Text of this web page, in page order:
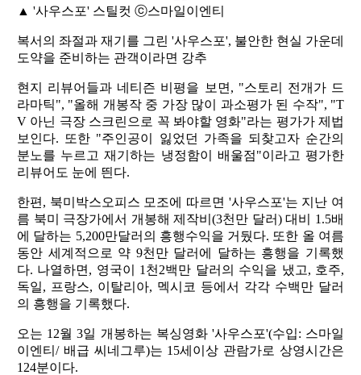
▲ '사우스포' 스틸컷 ⓒ스마일이엔티
복서의 좌절과 재기를 그린 '사우스포', 불안한 현실 가운데
도약을 준비하는 관객이라면 강추
현지 리뷰어들과 네티즌 비평을 보면, "스토리 전개가 드
라마틱", "올해 개봉작 중 가장 많이 과소평가 된 수작", "T
V 아닌 극장 스크린으로 꼭 봐야할 영화"라는 평가가 제법
보인다. 또한 "주인공이 잃었던 가족을 되찾고자 순간의
분노를 누르고 재기하는 냉정함이 배울점"이라고 평가한
리뷰어도 눈에 띈다.
한편, 북미박스오피스 모조에 따르면 '사우스포'는 지난 여
름 북미 극장가에서 개봉해 제작비(3천만 달러) 대비 1.5배
에 달하는 5,200만달러의 흥행수익을 거뒀다. 또한 올 여름
동안 세계적으로 약 9천만 달러에 달하는 흥행을 기록했
다. 나열하면, 영국이 1천2백만 달러의 수익을 냈고, 호주,
독일, 프랑스, 이탈리아, 멕시코 등에서 각각 수백만 달러
의 흥행을 기록했다.
오는 12월 3일 개봉하는 복싱영화 '사우스포'(수입: 스마일
이엔티/ 배급 씨네그루)는 15세이상 관람가로 상영시간은
124분이다.